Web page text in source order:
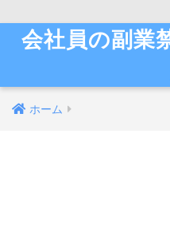
会社員の副業
ホーム